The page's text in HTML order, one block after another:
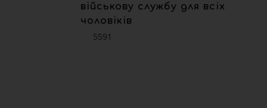
військову службу для всіх
чоловіків
5591